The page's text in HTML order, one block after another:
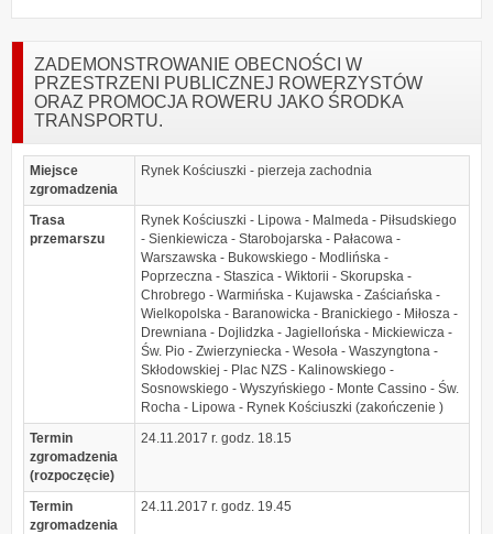
ZADEMONSTROWANIE OBECNOŚCI W
PRZESTRZENI PUBLICZNEJ ROWERZYSTÓW
ORAZ PROMOCJA ROWERU JAKO ŚRODKA
TRANSPORTU.
Miejsce
zgromadzenia
Rynek Kościuszki - pierzeja zachodnia
Trasa
przemarszu
Rynek Kościuszki - Lipowa - Malmeda - Piłsudskiego
- Sienkiewicza - Starobojarska - Pałacowa -
Warszawska - Bukowskiego - Modlińska -
Poprzeczna - Staszica - Wiktorii - Skorupska -
Chrobrego - Warmińska - Kujawska - Zaściańska -
Wielkopolska - Baranowicka - Branickiego - Miłosza -
Drewniana - Dojlidzka - Jagiellońska - Mickiewicza -
Św. Pio - Zwierzyniecka - Wesoła - Waszyngtona -
Skłodowskiej - Plac NZS - Kalinowskiego -
Sosnowskiego - Wyszyńskiego - Monte Cassino - Św.
Rocha - Lipowa - Rynek Kościuszki (zakończenie )
Termin
zgromadzenia
(rozpoczęcie)
24.11.2017 r. godz. 18.15
Termin
zgromadzenia
24.11.2017 r. godz. 19.45